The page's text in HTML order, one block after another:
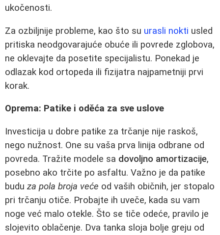
ukočenosti.
Za ozbiljnije probleme, kao što su urasli nokti usled
pritiska neodgovarajuće obuće ili povrede zglobova,
ne oklevajte da posetite specijalistu. Ponekad je
odlazak kod ortopeda ili fizijatra najpametniji prvi
korak.
Oprema: Patike i oděća za sve uslove
Investicija u dobre patike za trčanje nije raskoš,
nego nužnost. One su vaša prva linija odbrane od
povreda. Tražite modele sa dovoljno amortizacije,
posebno ako trčite po asfaltu. Važno je da patike
budu za pola broja veće od vaših običnih, jer stopalo
pri trčanju otiče. Probajte ih uveče, kada su vam
noge već malo otekle. Što se tiče odeće, pravilo je
slojevito oblačenje. Dva tanka sloja bolje greju od